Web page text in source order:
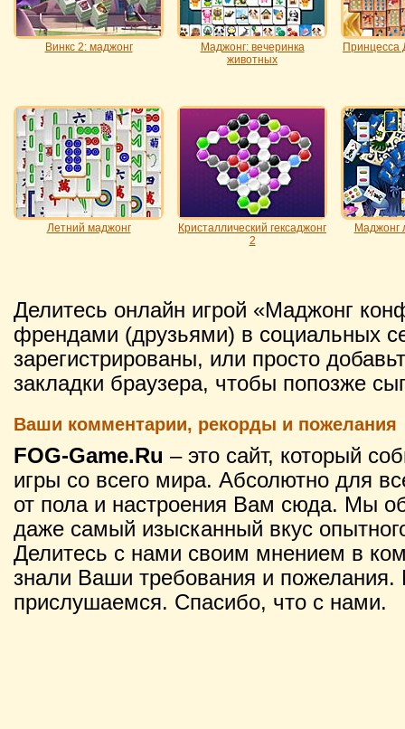
Винкс 2: маджонг
Маджонг: вечеринка
животных
Принцесса
Летний маджонг
Кристаллический гексаджонг
2
Маджонг
Делитесь онлайн игрой «Маджонг
френдами (друзьями) в социальных
зарегистрированы, или просто
закладки браузера, чтобы попозже
Ваши комментарии, рекорды и пожелания
FOG-Game.Ru – это сайт, который
игры со всего мира. Абсолютно для
от пола и настроения Вам сюда. Мы
даже самый изысканный вкус
Делитесь с нами своим мнением в
знали Ваши требования и
прислушаемся. Спасибо, что с нами.